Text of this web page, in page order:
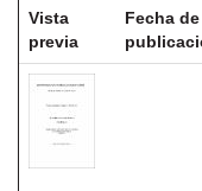
Vista
previa
Fecha de